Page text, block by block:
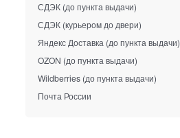
СДЭК (до пункта выдачи)
СДЭК (курьером до двери)
Яндекс Доставка (до пункта выдачи)
OZON (до пункта выдачи)
Wildberries (до пункта выдачи)
Почта России